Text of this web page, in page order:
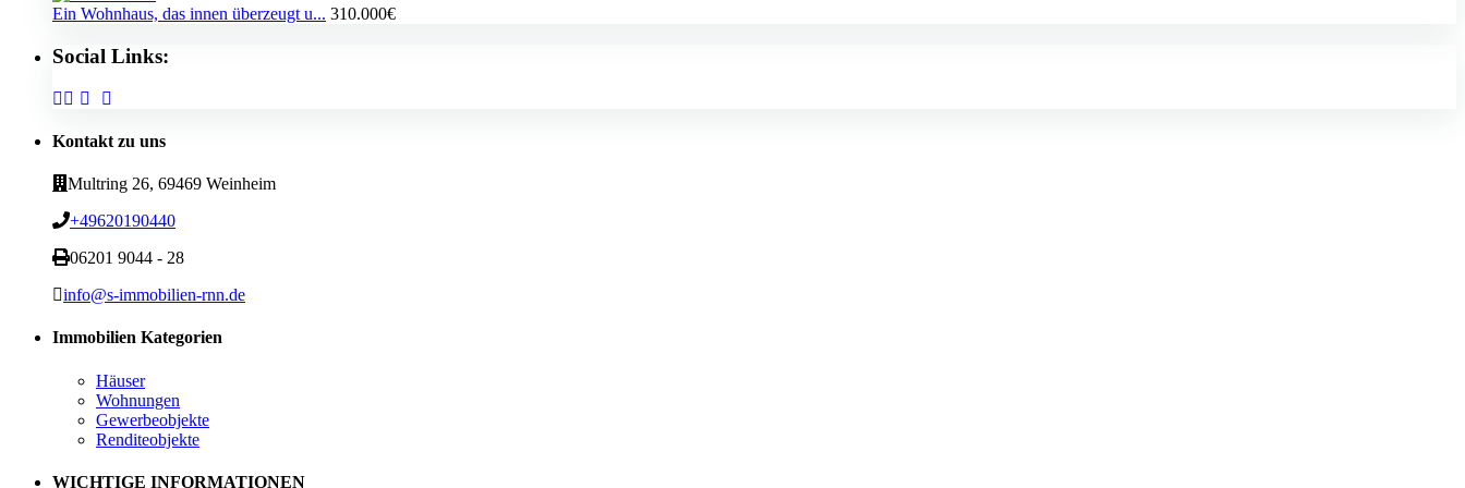
Ein Wohnhaus, das innen überzeugt u... 310.000€
Social Links:
Kontakt zu uns
Multring 26, 69469 Weinheim
+49620190440
06201 9044 - 28
info@s-immobilien-rnn.de
Immobilien Kategorien
Häuser
Wohnungen
Gewerbeobjekte
Renditeobjekte
WICHTIGE INFORMATIONEN